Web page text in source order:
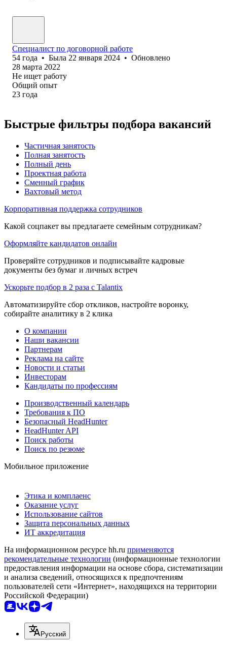
Специалист по договорной работе
54 года • Была 22 января 2024 • Обновлено
28 марта 2022
Не ищет работу
Общий опыт
23 года
Быстрые фильтры подбора вакансий
Частичная занятость
Полная занятость
Полный день
Проектная работа
Сменный график
Вахтовый метод
Корпоративная поддержка сотрудников
Какой соцпакет вы предлагаете семейным сотрудникам?
Оформляйте кандидатов онлайн
Проверяйте сотрудников и подписывайте кадровые
документы без бумаг и личных встреч
Ускорьте подбор в 2 раза с Talantix
Автоматизируйте сбор откликов, настройте воронку,
собирайте аналитику в 2 клика
О компании
Наши вакансии
Партнерам
Реклама на сайте
Новости и статьи
Инвесторам
Кандидаты по профессиям
Производственный календарь
Требования к ПО
Безопасный HeadHunter
HeadHunter API
Поиск работы
Поиск по резюме
Мобильное приложение
Этика и комплаенс
Оказание услуг
Использование сайтов
Защита персональных данных
ИТ аккредитация
На информационном ресурсе hh.ru применяются
рекомендательные технологии (информационные технологии
предоставления информации на основе сбора, систематизации
и анализа сведений, относящихся к предпочтениям
пользователей сети «Интернет», находящихся на территории
Российской Федерации)
Русский